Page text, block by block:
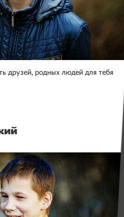
друзей, родных людей для тебя